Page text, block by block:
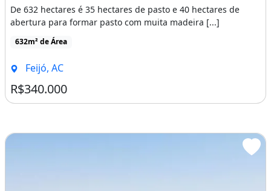
De 632 hectares é 35 hectares de pasto e 40 hectares de
abertura para formar pasto com muita madeira [...]
632m² de Área
Feijó, AC
R$340.000